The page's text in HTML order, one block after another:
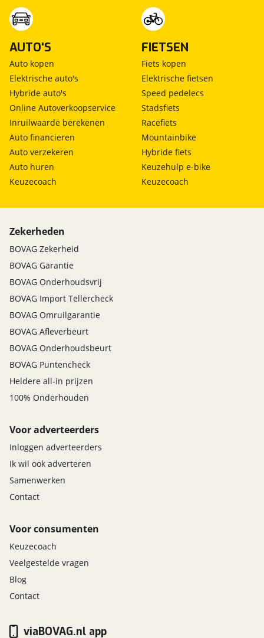
AUTO'S
Auto kopen
Elektrische auto's
Hybride auto's
Online Autoverkoopservice
Inruilwaarde berekenen
Auto financieren
Auto verzekeren
Auto huren
Keuzecoach
FIETSEN
Fiets kopen
Elektrische fietsen
Speed pedelecs
Stadsfiets
Racefiets
Mountainbike
Hybride fiets
Keuzehulp e-bike
Keuzecoach
Zekerheden
BOVAG Zekerheid
BOVAG Garantie
BOVAG Onderhoudsvrij
BOVAG Import Tellercheck
BOVAG Omruilgarantie
BOVAG Afleverbeurt
BOVAG Onderhoudsbeurt
BOVAG Puntencheck
Heldere all-in prijzen
100% Onderhouden
Voor adverteerders
Inloggen adverteerders
Ik wil ook adverteren
Samenwerken
Contact
Voor consumenten
Keuzecoach
Veelgestelde vragen
Blog
Contact
viaBOVAG.nl app